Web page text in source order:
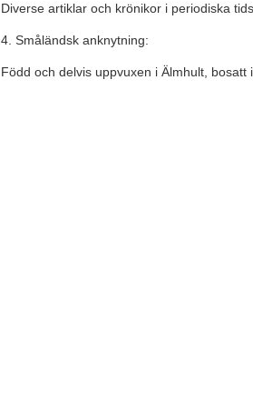
Diverse artiklar och krönikor i periodiska
4. Småländsk anknytning:
Född och delvis uppvuxen i Älmhult,